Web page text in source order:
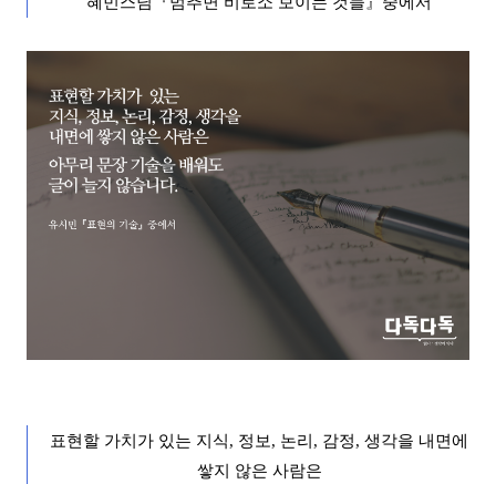
표현할 가치가 있는 지식, 정보, 논리 , 감정, 생각을 내면에
쌓지 않은 사람은